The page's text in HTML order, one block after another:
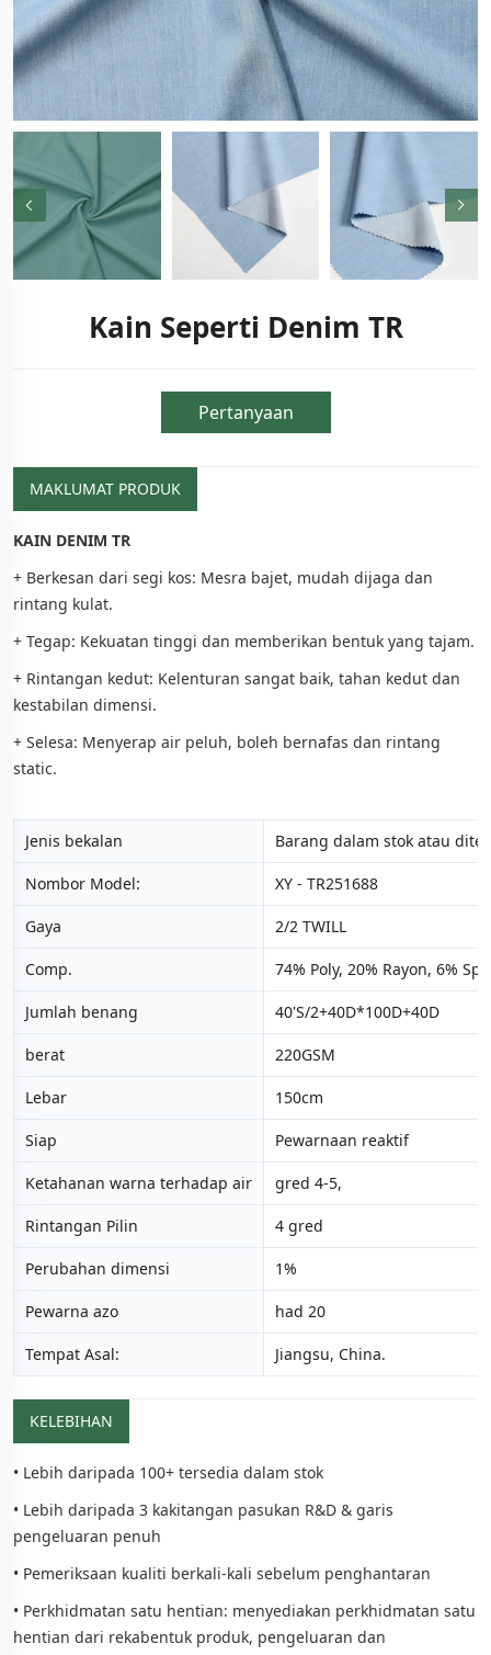
Kain Seperti Denim TR
Pertanyaan
MAKLUMAT PRODUK
KAIN DENIM TR
+ Berkesan dari segi kos: Mesra bajet, mudah dijaga dan
rintang kulat.
+ Tegap: Kekuatan tinggi dan memberikan bentuk yang tajam.
+ Rintangan kedut: Kelenturan sangat baik, tahan kedut dan
kestabilan dimensi.
+ Selesa: Menyerap air peluh, boleh bernafas dan rintang
static.
Jenis bekalan Barang dalam stok atau
Nombor Model: XY - TR251688
Gaya 2/2 TWILL
Comp. 74% Poly, 20% Rayon, 6%
Jumlah benang 40'S/2+40D*100D+40D
berat 220GSM
Lebar 150cm
Siap Pewarnaan reaktif
Ketahanan warna terhadap air gred 4-5,
Rintangan Pilin 4 gred
Perubahan dimensi 1%
Pewarna azo had 20
Tempat Asal: Jiangsu, China.
KELEBIHAN
• Lebih daripada 100+ tersedia dalam stok
• Lebih daripada 3 kakitangan pasukan R&D & garis
pengeluaran penuh
• Pemeriksaan kualiti berkali-kali sebelum penghantaran
• Perkhidmatan satu hentian: menyediakan perkhidmatan satu
hentian dari rekabentuk produk, pengeluaran dan